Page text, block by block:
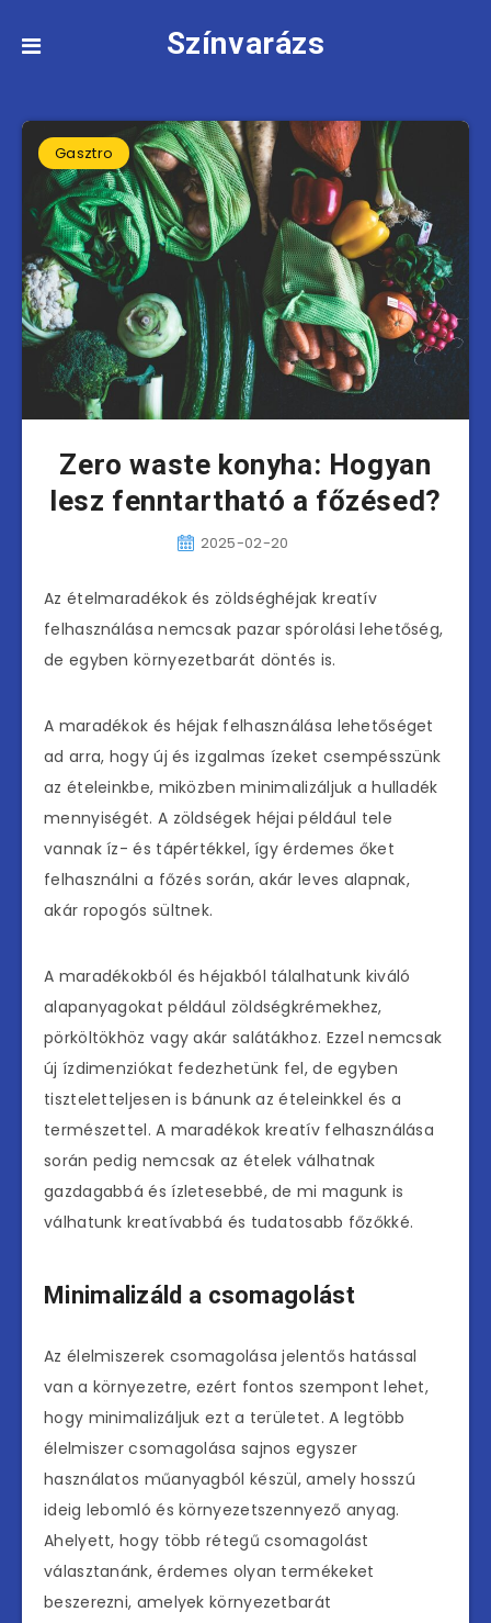
Színvarázs
Gasztro
Zero waste konyha: Hogyan
lesz fenntartható a főzésed?
2025-02-20
Az ételmaradékok és zöldséghéjak kreatív
felhasználása nemcsak pazar spórolási lehetőség,
de egyben környezetbarát döntés is.
A maradékok és héjak felhasználása lehetőséget
ad arra, hogy új és izgalmas ízeket csempésszünk
az ételeinkbe, miközben minimalizáljuk a hulladék
mennyiségét. A zöldségek héjai például tele
vannak íz- és tápértékkel, így érdemes őket
felhasználni a főzés során, akár leves alapnak,
akár ropogós sültnek.
A maradékokból és héjakból tálalhatunk kiváló
alapanyagokat például zöldségkrémekhez,
pörköltökhöz vagy akár salátákhoz. Ezzel nemcsak
új ízdimenziókat fedezhetünk fel, de egyben
tiszteletteljesen is bánunk az ételeinkkel és a
természettel. A maradékok kreatív felhasználása
során pedig nemcsak az ételek válhatnak
gazdagabbá és ízletesebbé, de mi magunk is
válhatunk kreatívabbá és tudatosabb főzőkké.
Minimalizáld a csomagolást
Az élelmiszerek csomagolása jelentős hatással
van a környezetre, ezért fontos szempont lehet,
hogy minimalizáljuk ezt a területet. A legtöbb
élelmiszer csomagolása sajnos egyszer
használatos műanyagból készül, amely hosszú
ideig lebomló és környezetszennyező anyag.
Ahelyett, hogy több rétegű csomagolást
választanánk, érdemes olyan termékeket
beszerezni, amelyek környezetbarát